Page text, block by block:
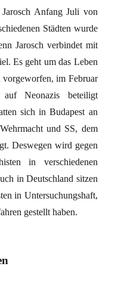
Anfang Juli von
Städten wurde
Jarosch verbindet mit
Es geht um das Leben
im Februar
Neonazis beteiligt
sich in Budapest an
und SS, dem
Deswegen wird gegen
in verschiedenen
in Deutschland sitzen
in Untersuchungshaft,
gestellt haben.